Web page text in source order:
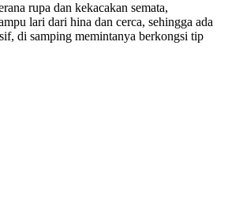
rupa dan kekacakan semata,
lari dari hina dan cerca, sehingga ada
di samping memintanya berkongsi tip